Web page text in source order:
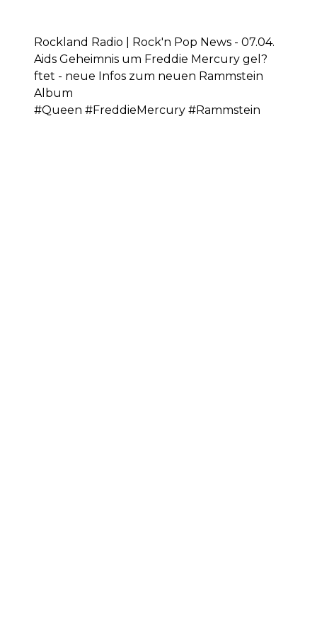
Rockland Radio | Rock'n Pop News - 07.04.
Aids Geheimnis um Freddie Mercury gel?
ftet - neue Infos zum neuen Rammstein
Album
#Queen #FreddieMercury #Rammstein